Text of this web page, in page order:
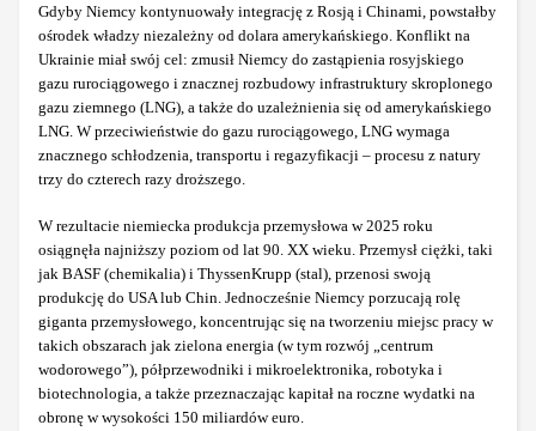
Gdyby Niemcy kontynuowały integrację z Rosją i Chinami, powstałby
ośrodek władzy niezależny od dolara amerykańskiego. Konflikt na
Ukrainie miał swój cel: zmusił Niemcy do zastąpienia rosyjskiego
gazu rurociągowego i znacznej rozbudowy infrastruktury skroplonego
gazu ziemnego (LNG), a także do uzależnienia się od amerykańskiego
LNG. W przeciwieństwie do gazu rurociągowego, LNG wymaga
znacznego schłodzenia, transportu i regazyfikacji – procesu z natury
trzy do czterech razy droższego.
W rezultacie niemiecka produkcja przemysłowa w 2025 roku
osiągnęła najniższy poziom od lat 90. XX wieku. Przemysł ciężki, taki
jak BASF (chemikalia) i ThyssenKrupp (stal), przenosi swoją
produkcję do USA lub Chin. Jednocześnie Niemcy porzucają rolę
giganta przemysłowego, koncentrując się na tworzeniu miejsc pracy w
takich obszarach jak zielona energia (w tym rozwój „centrum
wodorowego”), półprzewodniki i mikroelektronika, robotyka i
biotechnologia, a także przeznaczając kapitał na roczne wydatki na
obronę w wysokości 150 miliardów euro.